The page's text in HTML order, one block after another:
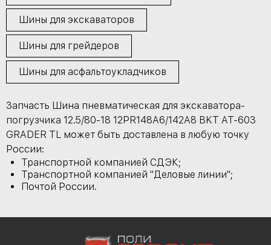
Шины для экскаваторов
Шины для грейдеров
Шины для асфальтоукладчиков
Запчасть Шина пневматическая для экскаватора-
погрузчика 12.5/80-18 12PR148A6/142A8 BKT AT-603
GRADER TL может быть доставлена в любую точку
России:
Транспортной компанией СДЭК;
Транспортной компанией "Деловые линии";
Почтой России.